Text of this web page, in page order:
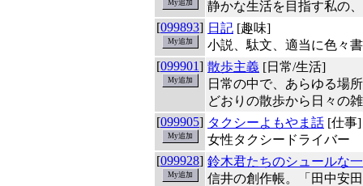
静かな生活を目指す私の
[099893] 日記 [趣味]
小説、駄文、適当に色々
[099901] 散歩主義 [日常/生活]
日常の中で、あらゆる場
どおりの散歩から日々の
[099905] タクシーよもやま話 [仕事]
女性タクシードライバ
[099928] 鈴木君たちのシュールな
信井の創作帳。「田中安